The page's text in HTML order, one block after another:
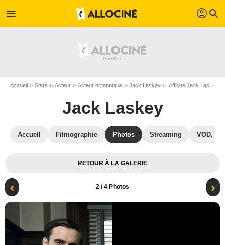
menu profil search
Accueil Stars Acteur Acteur britannique Jack Laskey Affiche Jack Laskey
Jack Laskey
Accueil Filmographie Photos Streaming VOD,
RETOUR À LA GALERIE
2 / 4 Photos